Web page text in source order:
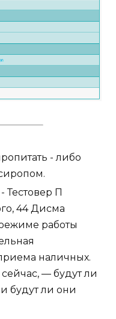
- либо
Тестовер П
44 Дисма
работы
наличных.
— будут ли
будут ли они